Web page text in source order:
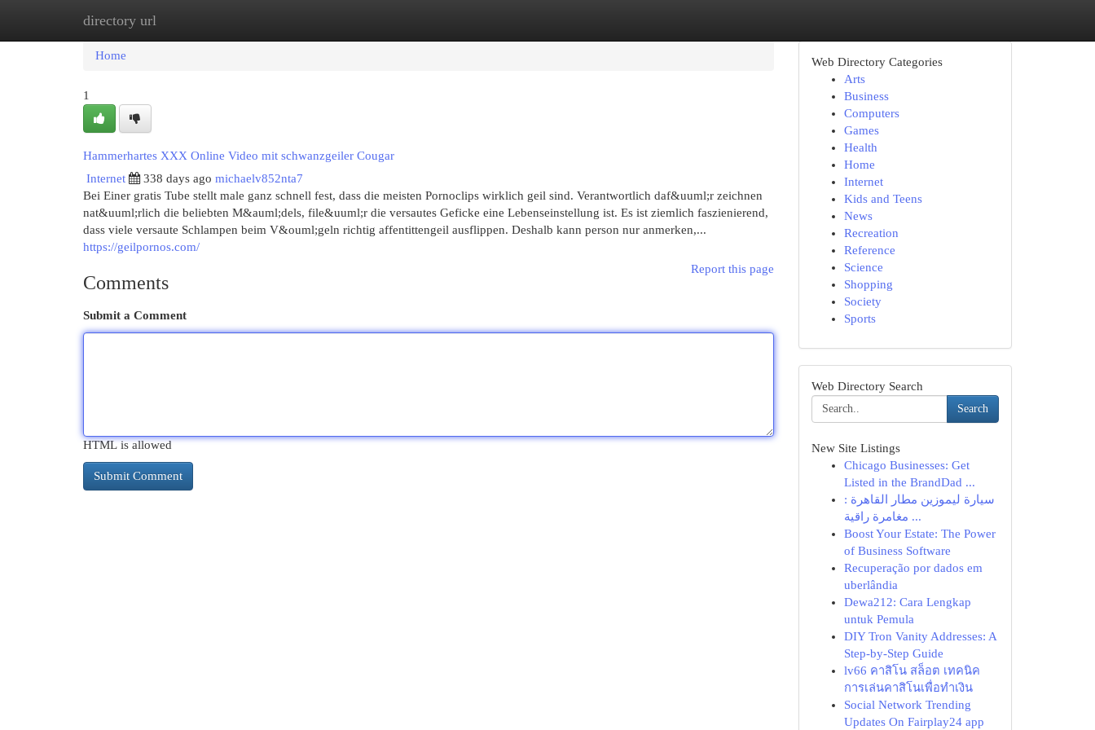
directory url
Home
Home
1
Hammerhartes XXX Online Video mit schwanzgeiler Cougar
Internet
338 days ago michaelv852nta7
Bei Einer gratis Tube stellt male ganz schnell fest, dass die meisten Pornoclips wirklich geil sind. Verantwortlich daf&uuml;r zeichnen
nat&uuml;rlich die beliebten M&auml;dels, file&uuml;r die versautes Geficke eine Lebenseinstellung ist. Es ist ziemlich faszienierend,
dass viele versaute Schlampen beim V&ouml;geln richtig affentittengeil ausflippen. Deshalb kann person nur anmerken,...
https://geilpornos.com/
Report this page
Comments
Submit a Comment
HTML is allowed
Web Directory Categories
Arts
Business
Computers
Games
Health
Home
Internet
Kids and Teens
News
Recreation
Reference
Science
Shopping
Society
Sports
Web Directory Search
Search
New Site Listings
Chicago Businesses: Get
Listed in the BrandDad ...
سيارة ليموزين مطار القاهرة :
مغامرة راقية ...
Boost Your Estate: The Power
of Business Software
Recuperação por dados em
uberlândia
Dewa212: Cara Lengkap
untuk Pemula
DIY Tron Vanity Addresses: A
Step-by-Step Guide
lv66 คาสิโน สล็อต เทคนิค
การเล่นคาสิโนเพื่อทำเงิน
Social Network Trending
Updates On Fairplay24 app